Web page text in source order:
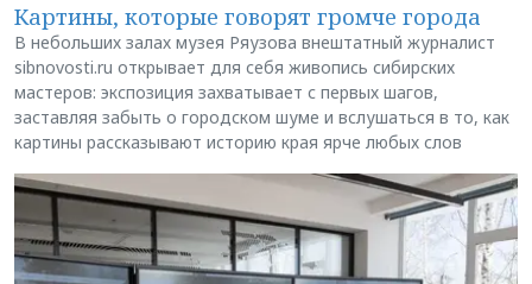
Картины, которые говорят громче города
В небольших залах музея Ряузова внештатный журналист
sibnovosti.ru открывает для себя живопись сибирских
мастеров: экспозиция захватывает с первых шагов,
заставляя забыть о городском шуме и вслушаться в то, как
картины рассказывают историю края ярче любых слов